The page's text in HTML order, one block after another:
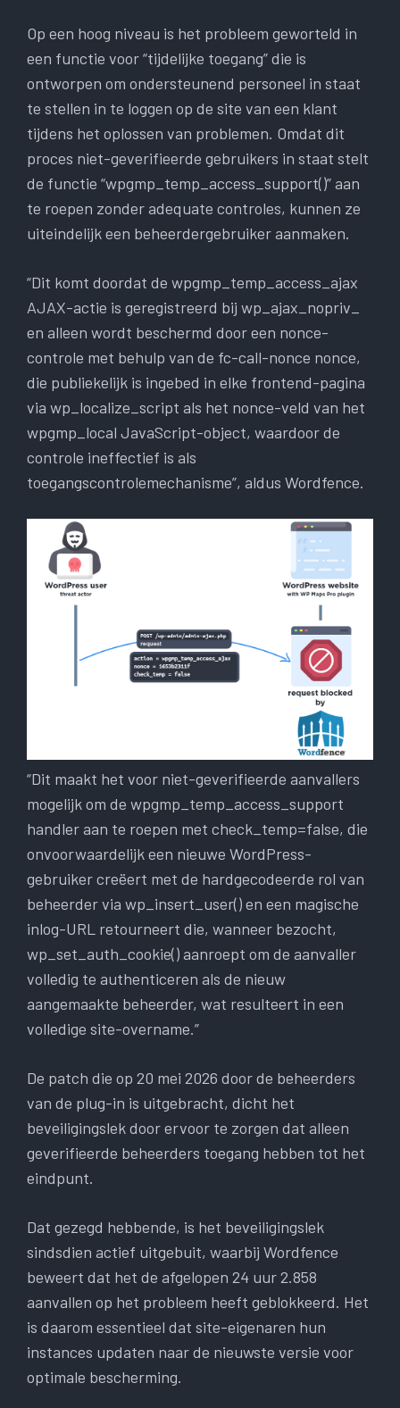
Op een hoog niveau is het probleem geworteld in
een functie voor “tijdelijke toegang” die is
ontworpen om ondersteunend personeel in staat
te stellen in te loggen op de site van een klant
tijdens het oplossen van problemen. Omdat dit
proces niet-geverifieerde gebruikers in staat stelt
de functie “wpgmp_temp_access_support()” aan
te roepen zonder adequate controles, kunnen ze
uiteindelijk een beheerdergebruiker aanmaken.
“Dit komt doordat de wpgmp_temp_access_ajax
AJAX-actie is geregistreerd bij wp_ajax_nopriv_
en alleen wordt beschermd door een nonce-
controle met behulp van de fc-call-nonce nonce,
die publiekelijk is ingebed in elke frontend-pagina
via wp_localize_script als het nonce-veld van het
wpgmp_local JavaScript-object, waardoor de
controle ineffectief is als
toegangscontrolemechanisme”, aldus Wordfence.
“Dit maakt het voor niet-geverifieerde aanvallers
mogelijk om de wpgmp_temp_access_support
handler aan te roepen met check_temp=false, die
onvoorwaardelijk een nieuwe WordPress-
gebruiker creëert met de hardgecodeerde rol van
beheerder via wp_insert_user() en een magische
inlog-URL retourneert die, wanneer bezocht,
wp_set_auth_cookie() aanroept om de aanvaller
volledig te authenticeren als de nieuw
aangemaakte beheerder, wat resulteert in een
volledige site-overname.”
De patch die op 20 mei 2026 door de beheerders
van de plug-in is uitgebracht, dicht het
beveiligingslek door ervoor te zorgen dat alleen
geverifieerde beheerders toegang hebben tot het
eindpunt.
Dat gezegd hebbende, is het beveiligingslek
sindsdien actief uitgebuit, waarbij Wordfence
beweert dat het de afgelopen 24 uur 2.858
aanvallen op het probleem heeft geblokkeerd. Het
is daarom essentieel dat site-eigenaren hun
instances updaten naar de nieuwste versie voor
optimale bescherming.